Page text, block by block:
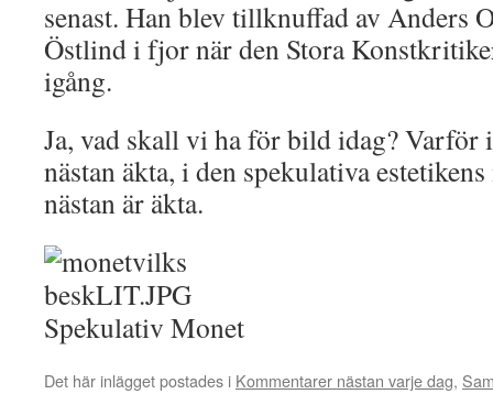
senast. Han blev tillknuffad av Anders
Östlind i fjor när den Stora
igång.
Ja, vad skall vi ha för bild idag? Varför
nästan äkta, i den spekulativa
nästan är äkta.
Spekulativ Monet
Det här inlägget postades i Kommentarer nästan varje dag,